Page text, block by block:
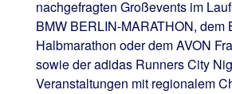
nachgefragten Großevents im
BMW BERLIN-MARATHON, dem
Halbmarathon oder dem AVON
sowie der adidas Runners City
Veranstaltungen mit regionalem